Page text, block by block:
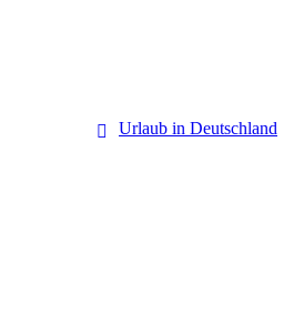
Urlaub in Deutschland